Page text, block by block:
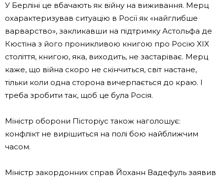
У Берліні це вбачають як війну на виживання. Мерц
охарактеризував ситуацію в Росії як «найглибше
варварство», закликавши на підтримку Астольфа де
Кюстіна з його проникливою книгою про Росію XIX
століття, книгою, яка, виходить, не застаріває. Мерц
каже, що війна скоро не скінчиться, світ настане,
тільки коли одна сторона вичерпається до краю. І
треба зробити так, щоб це була Росія.
Міністр оборони Пісторіус також наголошує:
конфлікт не вирішиться на полі бою найближчим
часом.
Міністр закордонних справ Йоханн Вадефуль заявив